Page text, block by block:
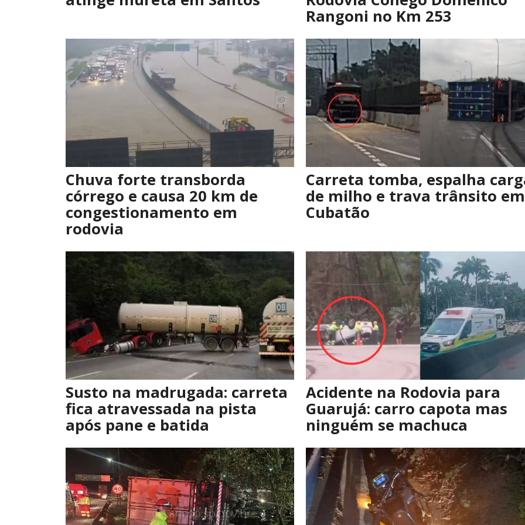
Rangoni no Km 253
Chuva forte transborda
córrego e causa 20 km de
congestionamento em
rodovia
Carreta tomba, espalha
de milho e trava trânsito em
Cubatão
Susto na madrugada: carreta
fica atravessada na pista
após pane e batida
Acidente na Rodovia para
Guarujá: carro capota mas
ninguém se machuca